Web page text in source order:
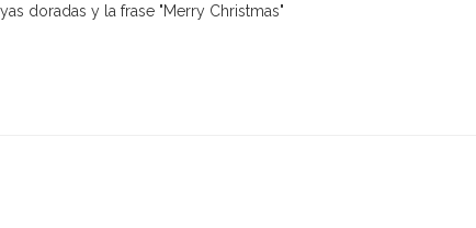
doradas y la frase "Merry Christmas"